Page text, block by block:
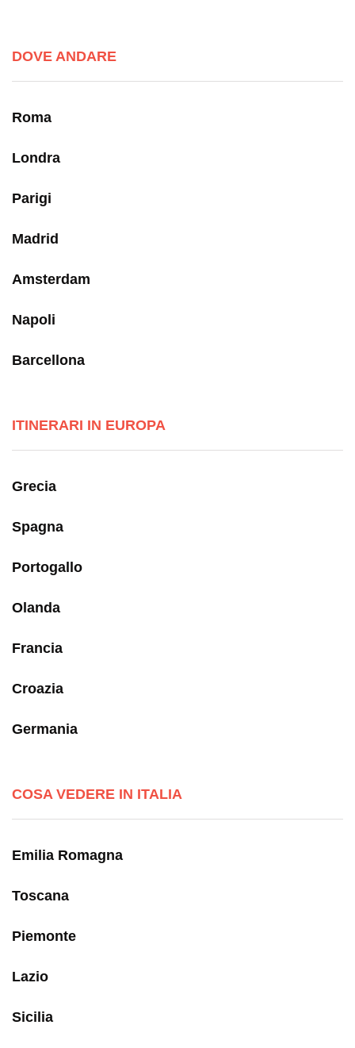
DOVE ANDARE
Roma
Londra
Parigi
Madrid
Amsterdam
Napoli
Barcellona
ITINERARI IN EUROPA
Grecia
Spagna
Portogallo
Olanda
Francia
Croazia
Germania
COSA VEDERE IN ITALIA
Emilia Romagna
Toscana
Piemonte
Lazio
Sicilia